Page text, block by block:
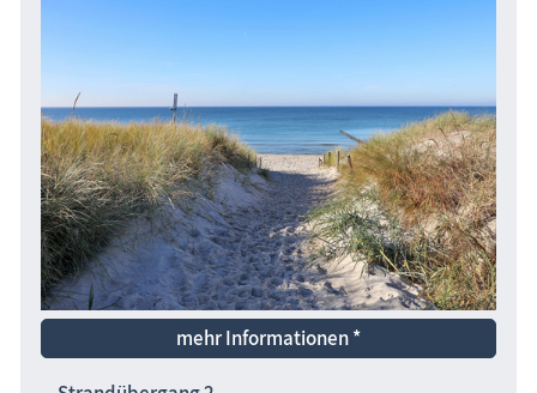
mehr Informationen *